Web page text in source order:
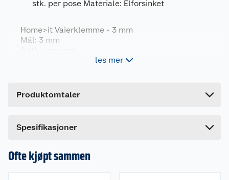
stk. per pose Materiale: Elforsinket
Home>it Vaierklemme - 3 mm
Mål: 3 mm
Materiale: Elforsinketles mer
Produktomtaler
Dette produktet har ikke fått noen omtale ennå.
en omtale.
Spesifikasjoner
Leverandørens artikkelnummer
Ofte kjøpt sammen